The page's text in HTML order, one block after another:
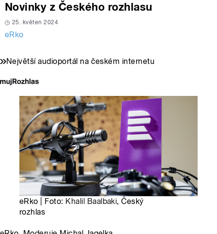
Novinky z Českého rozhlasu
25. květen 2024
eRko
Největší audioportál na českém internetu
eRko | Foto: Khalil Baalbaki, Český
rozhlas